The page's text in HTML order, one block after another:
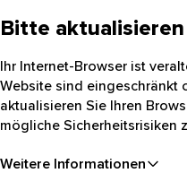
Bitte
Ihr Internet-Browser ist
Website sind eingeschränkt
aktualisieren Sie Ihren
mögliche Sicherheitsrisiken
Weitere Informationen